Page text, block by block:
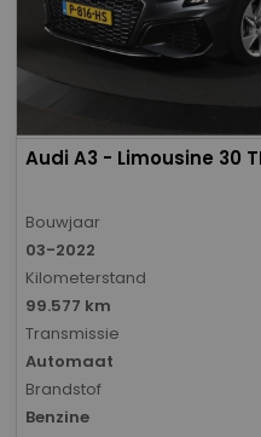
Audi A3 - Limousine 30
Bouwjaar
03-2022
Kilometerstand
99.577 km
Transmissie
Automaat
Brandstof
Benzine